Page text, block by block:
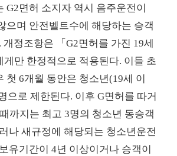
G2면허 소지자 역시 음주운전이
으며 안전벨트수에 해당하는 승객
개정조항은 「G2면허를 가진 19세
게만 한정적으로 적용된다. 이들 초
첫 6개월 동안은 청소년(19세 이
으로 제한된다. 이후 G면허를 따거
까지는 최고 3명의 청소년 동승객
나 새규정에 해당되는 청소년운전
유기간이 4년 이상이거나 승객이